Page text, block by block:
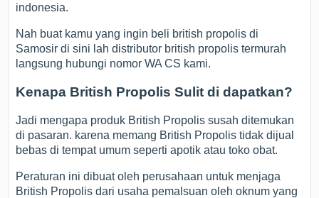
indonesia.
Nah buat kamu yang ingin beli british propolis di
Samosir di sini lah distributor british propolis termurah
langsung hubungi nomor WA CS kami.
Kenapa British Propolis Sulit di dapatkan?
Jadi mengapa produk British Propolis susah ditemukan
di pasaran. karena memang British Propolis tidak dijual
bebas di tempat umum seperti apotik atau toko obat.
Peraturan ini dibuat oleh perusahaan untuk menjaga
British Propolis dari usaha pemalsuan oleh oknum yang